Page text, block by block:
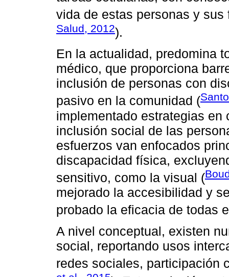
vida de estas personas y sus
Salud, 2012).
En la actualidad, predomina
médico, que proporciona
inclusión de personas con
pasivo en la comunidad (
implementado estrategias
inclusión social de las
esfuerzos van enfocados
discapacidad física,
sensitivo, como la visual (
mejorado la accesibilidad y
probado la eficacia de todas
A nivel conceptual, existen
social, reportando usos
redes sociales, participación